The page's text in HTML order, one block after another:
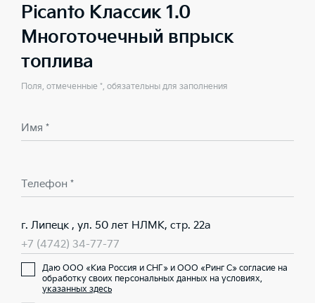
Picanto Классик 1.0
Многоточечный впрыск
топлива
Поля, отмеченные *, обязательны для заполнения
Имя *
Телефон *
г. Липецк , ул. 50 лет НЛМК, стр. 22а
+7 (4742) 34-77-77
Даю ООО «Киа Россия и СНГ» и ООО «Ринг С» согласие на
обработку своих персональных данных на условиях,
указанных здесь